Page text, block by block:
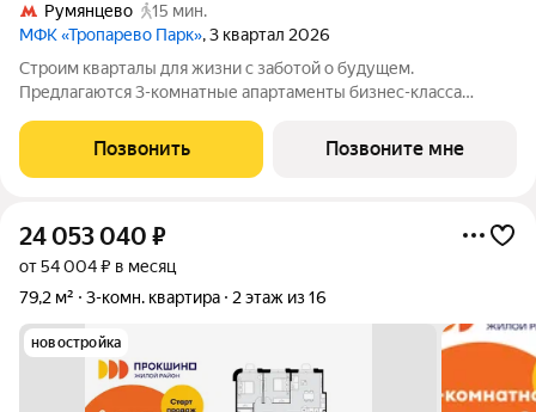
Румянцево
15 мин.
МФК «Тропарево Парк», 3 квартал 2026
Строим кварталы для жизни с заботой о будущем.
Предлагаются 3-комнатные апартаменты бизнес-класса
этаже, в жилом комплексе "Тропарево Парк".Проект строится
полностью с отделкой, которая
Позвонить Позвоните мне
24 053 040 ₽
от 54 004 ₽ в месяц
79,2 м²
3-комн. квартира 2 этаж из 16
новостройка